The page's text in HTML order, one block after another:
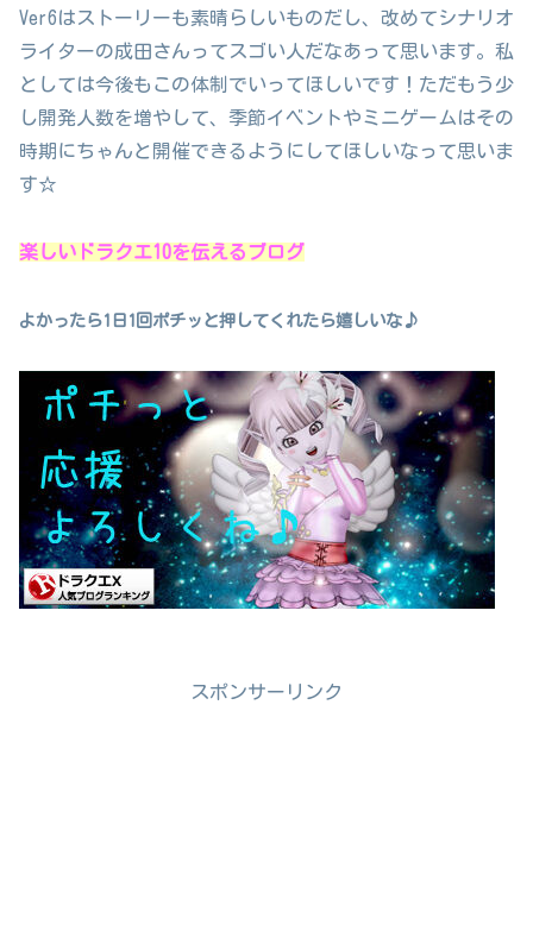
Ver6はストーリーも素晴らしいものだし、改めてシナリオ
ライターの成田さんってスゴい人だなあって思います。私
としては今後もこの体制でいってほしいです！ただもう少
し開発人数を増やして、季節イベントやミニゲームはその
時期にちゃんと開催できるようにしてほしいなって思いま
す☆
楽しいドラクエ10を伝えるブログ
よかったら1日1回ポチッと押してくれたら嬉しいな♪
スポンサーリンク